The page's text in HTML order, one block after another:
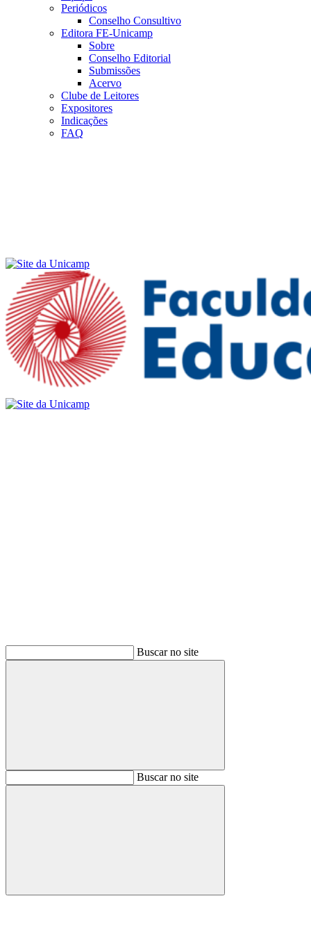
Periódicos
Conselho Consultivo
Editora FE-Unicamp
Sobre
Conselho Editorial
Submissões
Acervo
Clube de Leitores
Expositores
Indicações
FAQ
Buscar no site
BuscarBuscar no site
Buscar